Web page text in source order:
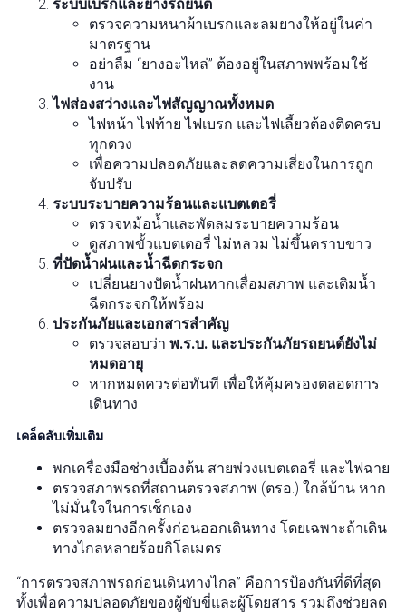
ระบบเบรกและยางรถยนต์
ตรวจความหนาผ้าเบรกและลมยางให้อยู่ในค่า
มาตรฐาน
อย่าลืม “ยางอะไหล่” ต้องอยู่ในสภาพพร้อมใช้
งาน
ไฟส่องสว่างและไฟสัญญาณทั้งหมด
ไฟหน้า ไฟท้าย ไฟเบรก และไฟเลี้ยวต้องติดครบ
ทุกดวง
เพื่อความปลอดภัยและลดความเสี่ยงในการถูก
จับปรับ
ระบบระบายความร้อนและแบตเตอรี่
ตรวจหม้อน้ำและพัดลมระบายความร้อน
ดูสภาพขั้วแบตเตอรี่ ไม่หลวม ไม่ขึ้นคราบขาว
ที่ปัดน้ำฝนและน้ำฉีดกระจก
เปลี่ยนยางปัดน้ำฝนหากเสื่อมสภาพ และเติมน้ำ
ฉีดกระจกให้พร้อม
ประกันภัยและเอกสารสำคัญ
ตรวจสอบว่า พ.ร.บ. และประกันภัยรถยนต์ยังไม่
หมดอายุ
หากหมดควรต่อทันที เพื่อให้คุ้มครองตลอดการ
เดินทาง
เคล็ดลับเพิ่มเติม
พกเครื่องมือช่างเบื้องต้น สายพ่วงแบตเตอรี่ และไฟฉาย
ตรวจสภาพรถที่สถานตรวจสภาพ (ตรอ.) ใกล้บ้าน หาก
ไม่มั่นใจในการเช็กเอง
ตรวจลมยางอีกครั้งก่อนออกเดินทาง โดยเฉพาะถ้าเดิน
ทางไกลหลายร้อยกิโลเมตร
“การตรวจสภาพรถก่อนเดินทางไกล” คือการป้องกันที่ดีที่สุด
ทั้งเพื่อความปลอดภัยของผู้ขับขี่และผู้โดยสาร รวมถึงช่วยลด